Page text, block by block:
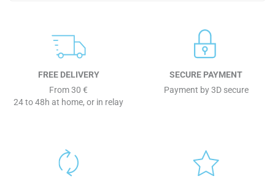
FREE DELIVERY
From 30 €
24 to 48h at home, or in relay
SECURE PAYMENT
Payment by 3D secure